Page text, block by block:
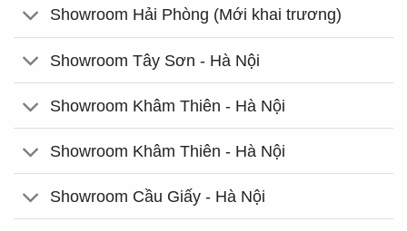
Showroom Hải Phòng (Mới khai trương)
Showroom Tây Sơn - Hà Nội
Showroom Khâm Thiên - Hà Nội
Showroom Khâm Thiên - Hà Nội
Showroom Cầu Giấy - Hà Nội